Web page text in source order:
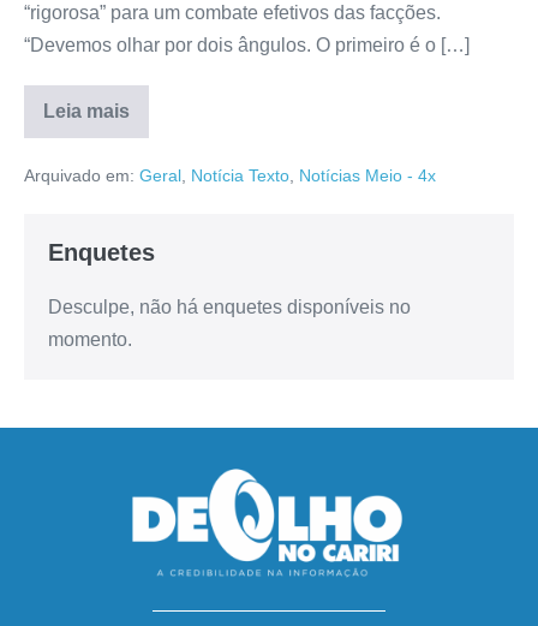
“rigorosa” para um combate efetivos das facções.
“Devemos olhar por dois ângulos. O primeiro é o […]
Leia mais
Arquivado em: Geral Notícia Texto Notícias Meio - 4x
Enquetes
Desculpe, não há enquetes disponíveis no
momento.